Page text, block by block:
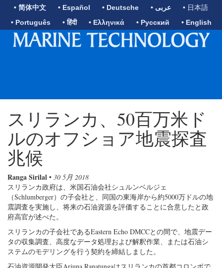
• 简体中文 • Español • Deutsche • عربى
• 日本語
• Português
• हिंदी • Ελληνικά • Русский • English
スリランカ、50百万米ド
ルのオフショア地震探査
兆候
Ranga Sirilal • 30 5月 2018
スリランカ政府は、米国石油会社シュルンベルジェ
（Schlumberger）の子会社と、同国の東海岸から約5000万ドルの地
震調査を実施し、将来の石油資源を評価することに合意したと政
府高官が述べた。
スリランカの子会社であるEastern Echo DMCCとの間で、地震デー
タの収集調査、高度なデータ処理および解釈作業、または石油シ
ステムのモデリングを行う契約を締結しました。